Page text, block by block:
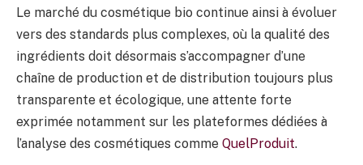
Le marché du cosmétique bio continue ainsi à évoluer
vers des standards plus complexes, où la qualité des
ingrédients doit désormais s’accompagner d’une
chaîne de production et de distribution toujours plus
transparente et écologique, une attente forte
exprimée notamment sur les plateformes dédiées à
l’analyse des cosmétiques comme QuelProduit.